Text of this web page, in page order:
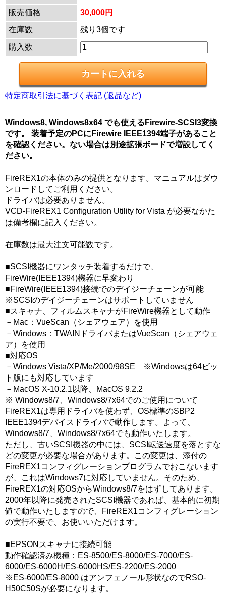
販売価格
30,000円
在庫数
残り3個です
購入数
特定商取引法に基づく表記 (返品など)
Windows8, Windows8x64 でも使えるFirewire-SCSI3変換
です。 装着予定のPCにFirewire IEEE1394端子があること
を確認ください。ない場合は別途拡張ボードで増設してく
ださい。
FireREX1の本体のみの提供となります。マニュアルはダウ
ンロードしてご利用ください。
ドライバは必要ありません。
VCD-FireREX1 Configuration Utility for Vista が必要なかた
は備考欄に記入ください。
在庫数は最大注文可能数です。
■SCSI機器にワンタッチ装着するだけで、
FireWire(IEEE1394)機器に早変わり
■FireWire(IEEE1394)接続でのデイジーチェーンが可能
※SCSIのデイジーチェーンはサポートしていません
■スキャナ、フィルムスキャナがFireWire機器として動作
－Mac：VueScan（シェアウェア）を使用
－Windows：TWAINドライバまたはVueScan（シェアウェ
ア）を使用
■対応OS
－Windows Vista/XP/Me/2000/98SE ※Windowsは64ビッ
ト版にも対応しています
－MacOS X-10.2.1以降、MacOS 9.2.2
※ Windows8/7、Windows8/7x64でのご使用について
FireREX1は専用ドライバを使わず、OS標準のSBP2
IEEE1394デバイスドライバで動作します。よって、
Windows8/7、Windows8/7x64でも動作いたします。
ただし、古いSCSI機器の中には、SCSI転送速度を落とすな
どの変更が必要な場合があります。この変更は、添付の
FireREX1コンフィグレーションプログラムでおこないます
が、これはWindows7に対応していません。そのため、
FireREX1の対応OSからWindows8/7をはずしてあります。
2000年以降に発売されたSCSI機器であれば、基本的に初期
値で動作いたしますので、FireREX1コンフィグレーション
の実行不要で、お使いいただけます。
■EPSONスキャナに接続可能
動作確認済み機種：ES-8500/ES-8000/ES-7000/ES-
6000/ES-6000H/ES-6000HS/ES-2200/ES-2000
※ES-6000/ES-8000 はアンフェノール形状なのでRSO-
H50C50Sが必要になります。